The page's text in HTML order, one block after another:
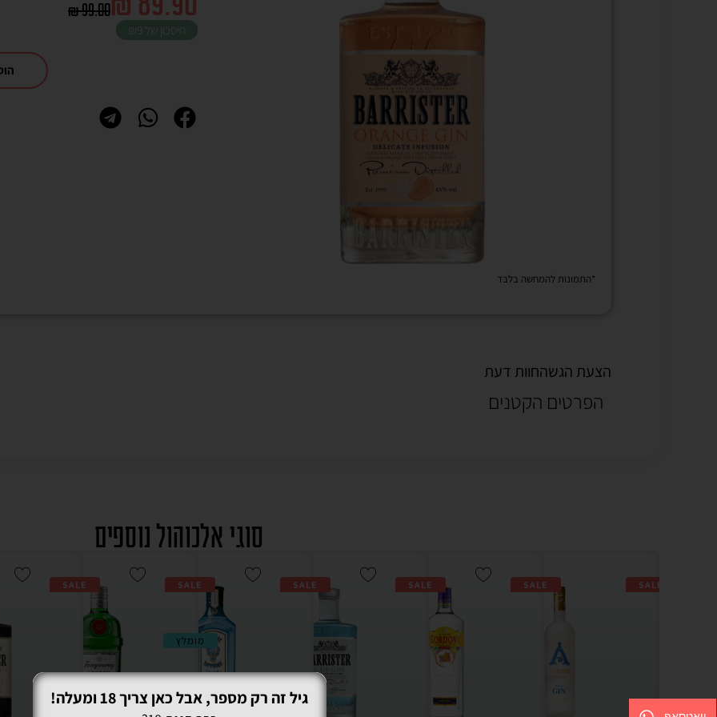
99.00
₪
חיסכון של ₪9
*התמונות להמחשה בלבד
הצעת הגשהחוות דעת
הפרטים הקטנים
סוגי אלכוהול נוספים
SALE
SALE
SALE
SALE
SALE
מומלץ
SALE
גיל זה רק מספר, אבל כאן צריך 18 ומעלה!